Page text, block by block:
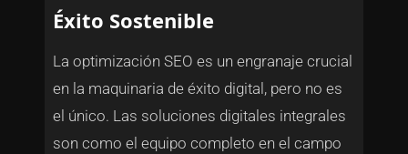
Éxito Sostenible
La optimización SEO es un engranaje crucial
en la maquinaria de éxito digital, pero no es
el único. Las soluciones digitales integrales
son como el equipo completo en el campo